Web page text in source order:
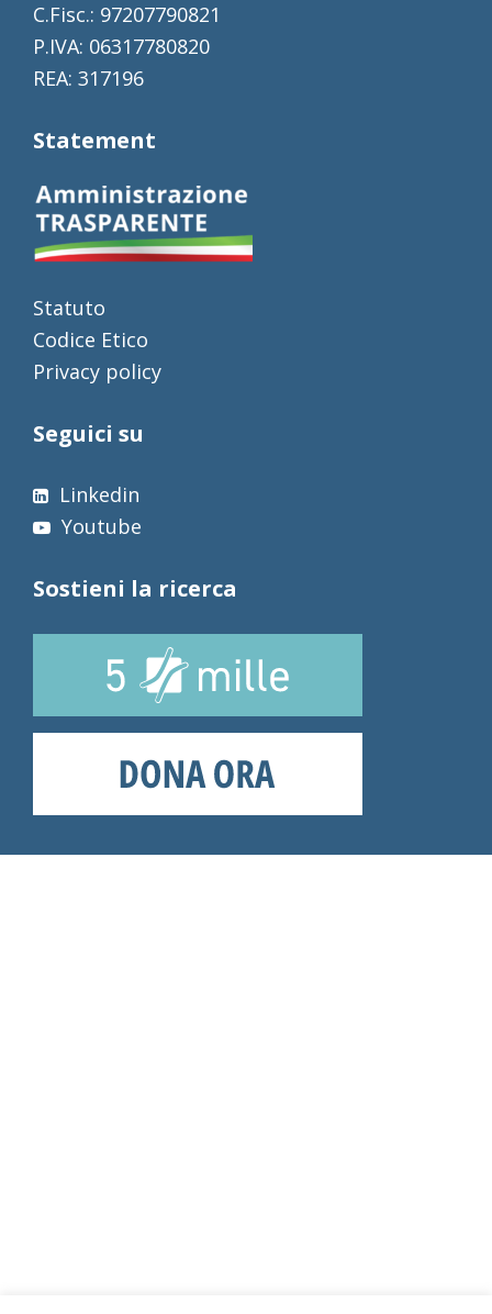
C.Fisc.: 97207790821
P.IVA: 06317780820
REA: 317196
Statement
Statuto
Codice Etico
Privacy policy
Seguici su
Linkedin
Youtube
Sostieni la ricerca